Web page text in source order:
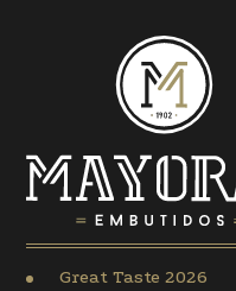
Great Taste 2026